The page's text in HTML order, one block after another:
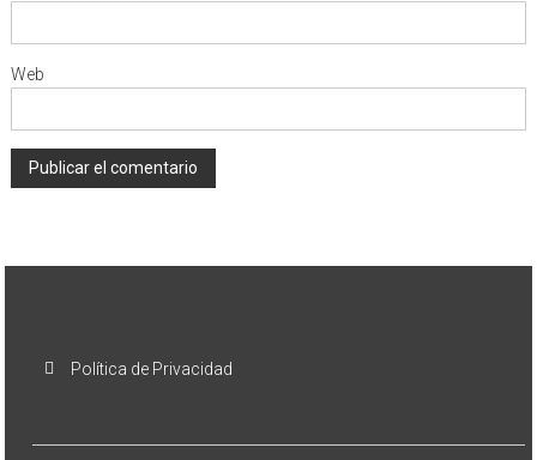
Web
Política de Privacidad